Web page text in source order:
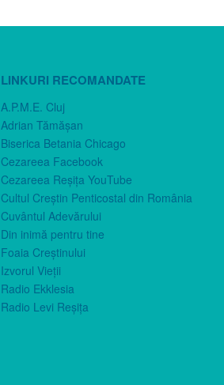
LINKURI RECOMANDATE
A.P.M.E. Cluj
Adrian Tămăşan
Biserica Betania Chicago
Cezareea Facebook
Cezareea Reşiţa YouTube
Cultul Creştin Penticostal din România
Cuvântul Adevărului
Din inimă pentru tine
Foaia Creştinului
Izvorul Vieţii
Radio Ekklesia
Radio Levi Reşiţa